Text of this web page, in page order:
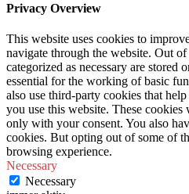
Privacy Overview
This website uses cookies to
navigate through the website. Out of
categorized as necessary are stored
essential for the working of basic
also use third-party cookies that
you use this website. These
only with your consent. You also
cookies. But opting out of some of
browsing experience.
Necessary
Necessary